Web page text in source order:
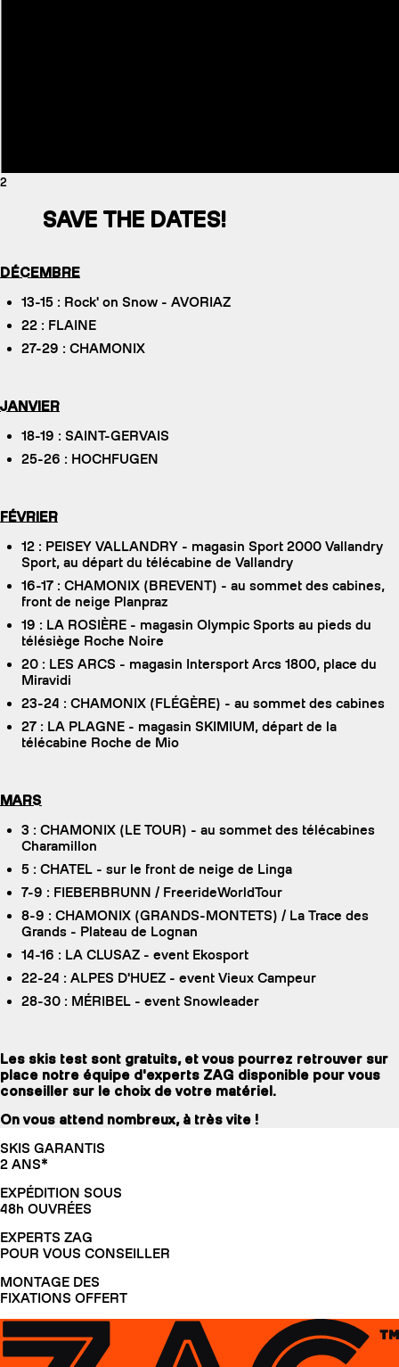
2
SAVE THE DATES!
DÉCEMBRE
13-15 : Rock' on Snow - AVORIAZ
22 : FLAINE
27-29 : CHAMONIX
JANVIER
18-19 : SAINT-GERVAIS
25-26 : HOCHFUGEN
FÉVRIER
12 : PEISEY VALLANDRY - magasin Sport 2000 Vallandry
Sport, au départ du télécabine de Vallandry
16-17 : CHAMONIX (BREVENT) - au sommet des cabines,
front de neige Planpraz
19 : LA ROSIÈRE - magasin Olympic Sports au pieds du
télésiège Roche Noire
20 : LES ARCS - magasin Intersport Arcs 1800, place du
Miravidi
23-24 : CHAMONIX (FLÉGÈRE) - au sommet des cabines
27 : LA PLAGNE - magasin SKIMIUM, départ de la
télécabine Roche de Mio
MARS
3 : CHAMONIX (LE TOUR) - au sommet des télécabines
Charamillon
5 : CHATEL - sur le front de neige de Linga
7-9 : FIEBERBRUNN / FreerideWorldTour
8-9 : CHAMONIX (GRANDS-MONTETS) / La Trace des
Grands - Plateau de Lognan
14-16 : LA CLUSAZ - event Ekosport
22-24 : ALPES D'HUEZ - event Vieux Campeur
28-30 : MÉRIBEL - event Snowleader
Les skis test sont gratuits, et vous pourrez retrouver sur
place notre équipe d'experts ZAG disponible pour vous
conseiller sur le choix de votre matériel.
On vous attend nombreux, à très vite !
SKIS GARANTIS
2 ANS*
EXPÉDITION SOUS
48h OUVRÉES
EXPERTS ZAG
POUR VOUS CONSEILLER
MONTAGE DES
FIXATIONS OFFERT